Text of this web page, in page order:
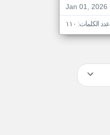
Jan 01, 2026
عدد الكلمات: ١١٠